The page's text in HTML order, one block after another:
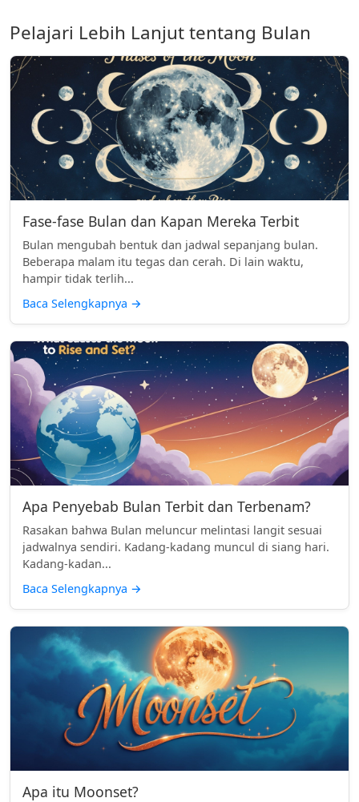
Pelajari Lebih Lanjut tentang Bulan
Fase-fase Bulan dan Kapan Mereka Terbit
Bulan mengubah bentuk dan jadwal sepanjang bulan.
Beberapa malam itu tegas dan cerah. Di lain waktu,
hampir tidak terlih...
Baca Selengkapnya →
Apa Penyebab Bulan Terbit dan Terbenam?
Rasakan bahwa Bulan meluncur melintasi langit sesuai
jadwalnya sendiri. Kadang-kadang muncul di siang hari.
Kadang-kadan...
Baca Selengkapnya →
Apa itu Moonset?